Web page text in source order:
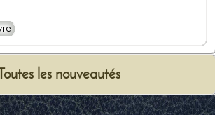
Toutes les nouveautés